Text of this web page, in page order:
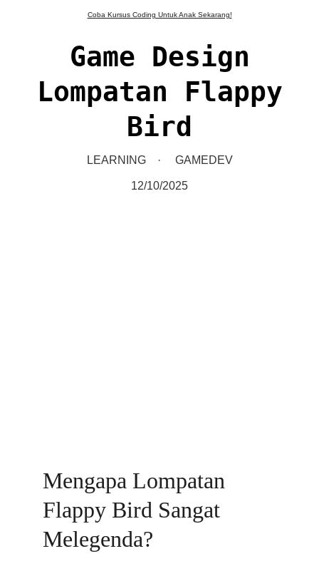
Coba Kursus Coding Untuk Anak Sekarang!
Game Design
Lompatan Flappy
Bird
LEARNING GAMEDEV
12/10/2025
Mengapa Lompatan
Flappy Bird Sangat
Melegenda?